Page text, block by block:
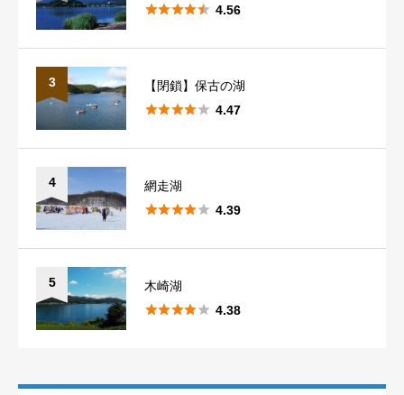
 4.56
3
【閉鎖】保古の湖
 4.47
4
網走湖
 4.39
5
木崎湖
 4.38